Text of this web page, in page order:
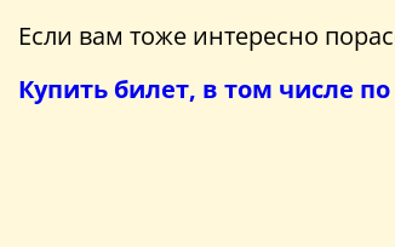
Если вам тоже интересно
Купить билет, в том числе